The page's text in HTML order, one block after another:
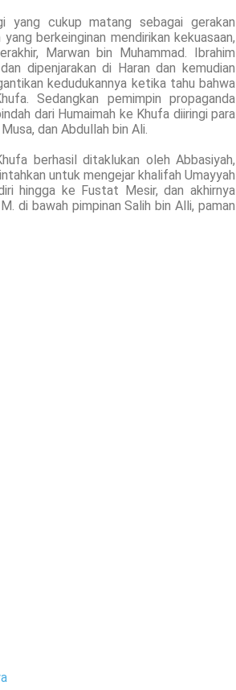
yang cukup matang sebagai gerakan
berkeinginan mendirikan kekuasaan,
Marwan bin Muhammad. Ibrahim
dipenjarakan di Haran dan kemudian
kedudukannya ketika tahu bahwa
Sedangkan pemimpin propaganda
dari Humaimah ke Khufa diiringi para
dan Abdullah bin Ali.
berhasil ditaklukan oleh Abbasiyah,
untuk mengejar khalifah Umayyah
hingga ke Fustat Mesir, dan akhirnya
di bawah pimpinan Salih bin Alli, paman